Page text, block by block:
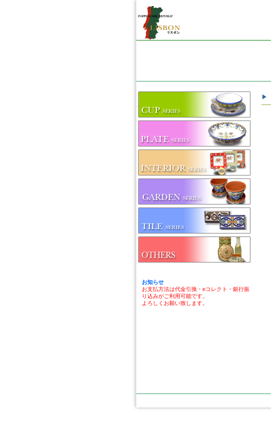
お知らせ
お支払方法は代金引換・eコレクト・銀行振
り込みがご利用可能です。
よろしくお願い致します。